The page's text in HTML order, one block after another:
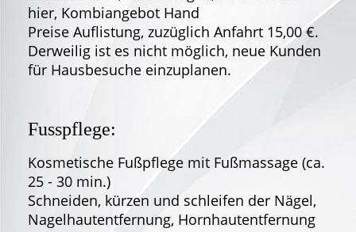
hier, Kombiangebot Hand
Preise Auflistung, zuzüglich Anfahrt 15,00 €.
Derweilig ist es nicht möglich, neue Kunden
für Hausbesuche einzuplanen.
Fusspflege:
Kosmetische Fußpflege mit Fußmassage (ca.
25 - 30 min.)
Schneiden, kürzen und schleifen der Nägel,
Nagelhautentfernung, Hornhautentfernung